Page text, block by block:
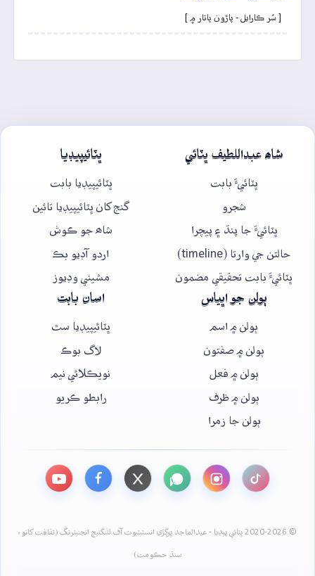
[ سُر ڪارايل - پاڙون پاتار ۾ ]
شاھ عبداللطيف ڀٽائي
ڀٽائيءَ بابت
شجرو
ڀٽائيءَ جا پنڌ ۽ پيچرا
حالتن جي وارتا (timeline)
ڀٽائيءَ بابت تحقيقي مضمون
ڀٽائيپيڊيا
ڀٽائيپيڊيا بابت
گنج کان ڀٽائيپيڊيا تائين
شاھ جو ڪوش
اردو آڊيو بڪ
مشيني وڊيوز
ٻولن جو اڀياس
ٻولن ۾ اسم
ٻولن ۾ صفتون
ٻولن ۾ فعل
ٻولن ۾ ظرف
ٻولن جا زمرا
اسان بابت
ڀٽائيپيڊيا سٿ
لاگ بوڪ
نويڪلائي نيم
رابطو ڪريو
© 2020-2026 ڀٽائي پيڊيا - عبدالماجد ڀرڳڙي انسٽيٽيوٽ آف لئنگئيج انجنيئرنگ (ثقافت کاتو،
سنڌ حڪومت)